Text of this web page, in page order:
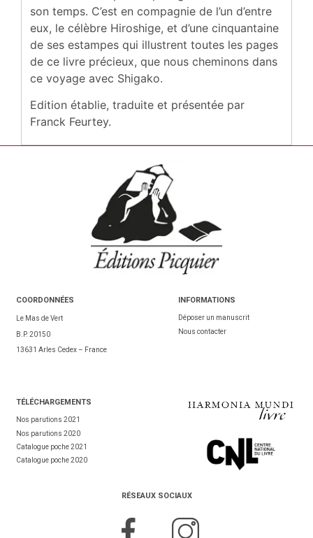
son temps. C’est en compagnie de l’un d’entre
eux, le célèbre Hiroshige, et d’une cinquantaine
de ses estampes qui illustrent toutes les pages
de ce livre précieux, que nous cheminons dans
ce voyage avec Shigako.
Edition établie, traduite et présentée par
Franck Feurtey.
COORDONNÉES
Le Mas de Vert
B.P. 20150
13631 Arles Cedex – France
INFORMATIONS
Déposer un manuscrit
Nous contacter
TÉLÉCHARGEMENTS
Nos parutions 2021
Nos parutions 2020
Catalogue poche 2021
Catalogue poche 2020
RÉSEAUX SOCIAUX